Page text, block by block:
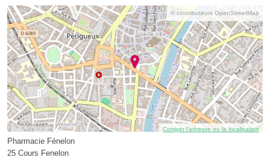
© contributeurs OpenStreetMap
Corriger l’adresse ou la localisation
Pharmacie Fénelon
25 Cours Fenelon